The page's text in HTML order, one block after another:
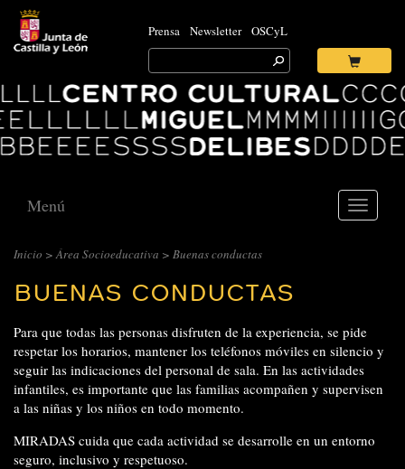
Prensa Newsletter OSCyL
Search
for:
Ok
Centro
Cultural
Miguel
Delibes
Toggle
Menú
Inicio >Área Socioeducativa > Buenas conductas
BUENAS CONDUCTAS
Para que todas las personas disfruten de la experiencia, se pide
respetar los horarios, mantener los teléfonos móviles en silencio y
seguir las indicaciones del personal de sala. En las actividades
infantiles, es importante que las familias acompañen y supervisen
a las niñas y los niños en todo momento.
MIRADAS cuida que cada actividad se desarrolle en un entorno
seguro, inclusivo y respetuoso.